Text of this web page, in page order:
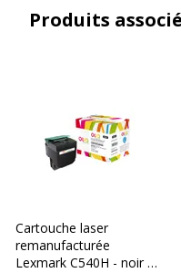
Informations sur les
Dimensions et poids
Poids du produit
Garantie commerciale
Produits
Cartouche laser
remanufacturée
Lexmark C540H - noir -